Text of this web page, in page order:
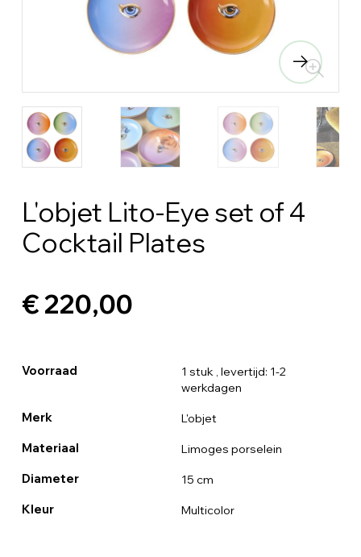
L'objet Lito-Eye set of 4
Cocktail Plates
€ 220,00
Voorraad 1 stuk , levertijd: 1-2
werkdagen
Merk L'objet
Materiaal Limoges porselein
Diameter 15 cm
Kleur Multicolor